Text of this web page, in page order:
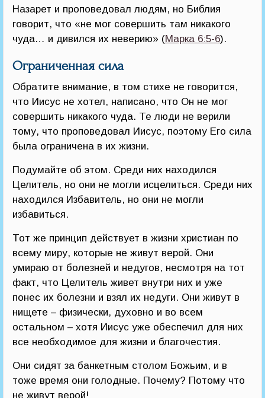
Назарет и проповедовал людям, но Библия
говорит, что «не мог совершить там никакого
чуда… и дивился их неверию» (Марка 6:5-6).
Ограниченная сила
Обратите внимание, в том стихе не говорится,
что Иисус не хотел, написано, что Он не мог
совершить никакого чуда. Те люди не верили
тому, что проповедовал Иисус, поэтому Его сила
была ограничена в их жизни.
Подумайте об этом. Среди них находился
Целитель, но они не могли исцелиться. Среди них
находился Избавитель, но они не могли
избавиться.
Тот же принцип действует в жизни христиан по
всему миру, которые не живут верой. Они
умираю от болезней и недугов, несмотря на тот
факт, что Целитель живет внутри них и уже
понес их болезни и взял их недуги. Они живут в
нищете – физически, духовно и во всем
остальном – хотя Иисус уже обеспечил для них
все необходимое для жизни и благочестия.
Они сидят за банкетным столом Божьим, и в
тоже время они голодные. Почему? Потому что
не живут верой!